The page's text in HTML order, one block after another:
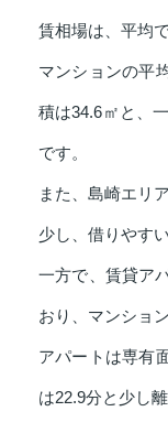
賃相場は、平均
マンションの平
積は34.6㎡と、
です。
また、島崎エリ
少し、借りやす
一方で、賃貸ア
おり、マンショ
アパートは専有
は22.9分と少し